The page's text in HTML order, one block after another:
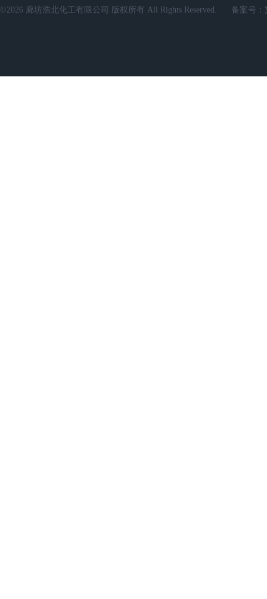
©2026 廊坊浩北化工有限公司 版权所有 All Rights Reserved. 备案号：